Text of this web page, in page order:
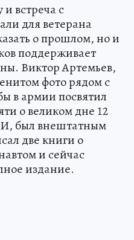
встреча с
для ветерана
о прошлом, но и
поддерживает
Виктор Артемьев,
фото рядом с
в армии посвятил
о великом дне 12
был внештатным
две книги о
и сейчас
издание.